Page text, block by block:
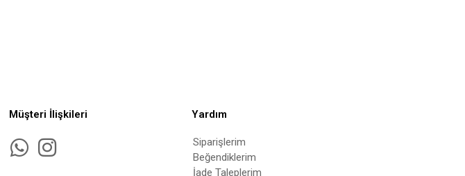
Müşteri İlişkileri Yardım
Siparişlerim
Beğendiklerim
İade Taleplerim